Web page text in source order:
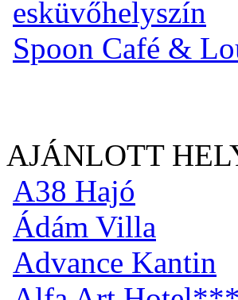
esküvőhelyszín
Spoon Café &
AJÁNLOTT
A38 Hajó
Ádám Villa
Advance Kantin